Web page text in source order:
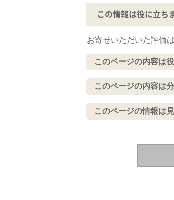
この情報は役に立ち
お寄せいただいた評価
このページの内容は
このページの内容は
このページの情報は